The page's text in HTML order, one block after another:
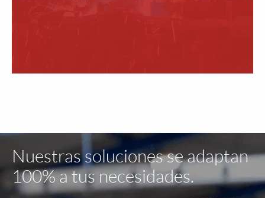
Nuestras soluciones se adaptan
100% a tus necesidades.